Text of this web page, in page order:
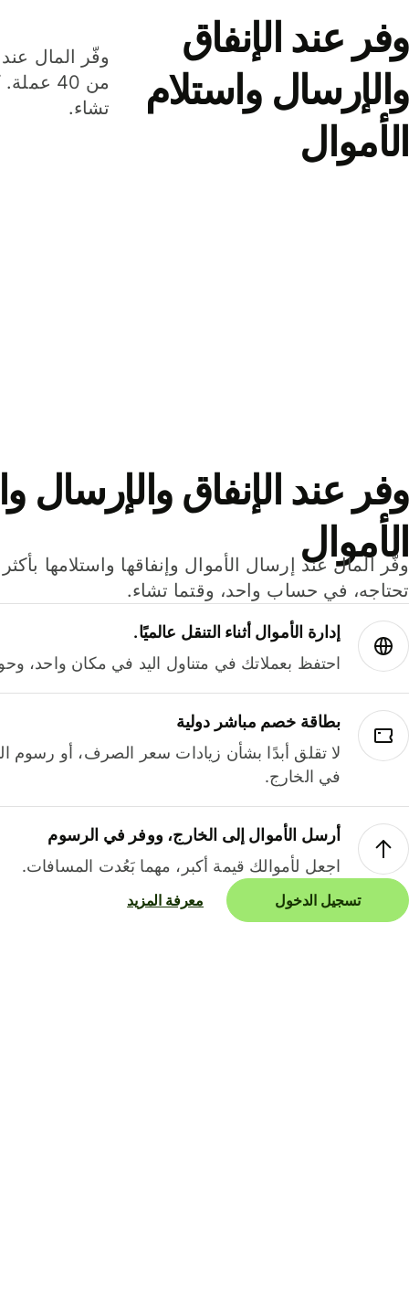
وفر عند الإنفاق
والإرسال واستلام
الأموال
وفّر المال عند
من 40
تشاء.
وفر عند الإنفاق والإرسال
الأموال
تحتاجه، في حساب واحد، وقتما تشاء.
إدارة الأموال أثناء التنقل عالميًا.
احتفظ بعملاتك في متناول اليد في مكان واحد،
بطاقة خصم مباشر دولية
لا تقلق أبدًا بشأن زيادات سعر الصرف، أو رسوم
في الخارج.
أرسل الأموال إلى الخارج، ووفر في الرسوم
اجعل لأموالك قيمة أكبر، مهما بَعُدت المسافات.
تسجيل الدخول معرفة المزيد